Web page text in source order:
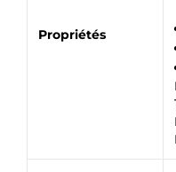
Propriétés